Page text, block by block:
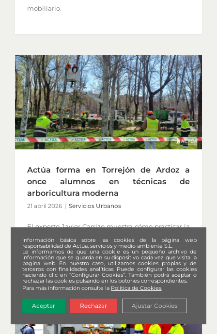
mobiliario.
Actúa forma en Torrejón de Ardoz a
once alumnos en técnicas de
arboricultura moderna
21 abril 2026 | Servicios Urbanos
El experto Javier Carrizo muestra cómo practicar la
poda en altura con la máxima seguridad y sin
daños para los árboles.
Información básica sobre las cookies de la página web
responsabilidad de Actúa, servicios y medio ambiente S.L.
Le informamos de que una cookie es un pequeño archivo de
información que se guarda en su dispositivo cada vez que visita la
pagina web. En nuestro caso, utilizamos cookies propias y de
terceros con finalidades analíticas. Puede configurar las cookies
haciendo clic en “Configurar Cookies”. También podrá aceptar o
rechazar las cookies pulsando en los botones correspondientes.
Para más información consulte la Política de Cookies.
Aceptar Rechazar Ajustar Cookies